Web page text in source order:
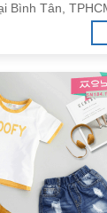
Bình Tân,